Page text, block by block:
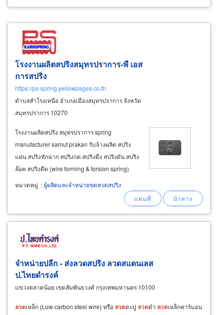
โรงงานผลิตสปริงสมุทรปราการ-พี เอส
การสปริง
https://ps-spring.yellowpages.co.th
ตำบลสำโรงเหนือ อำเภอเมืองสมุทรปราการ จังหวัด
สมุทรปราการ 10270
โรงงานผลิตสปริง สมุทรปราการ spring
manufacturer samut prakan รับจ้างผลิต สปริง
แผ่น สปริงหักฉาก สปริงกด สปริงดึง สปริงดัน สปริง
ล๊อค สปริงดีด (wire forming & torsion spring)
สปริงดิสก์ (disc spring) สปริงลาน สปริง
ขด
สายไฮดรอริค สปริงตัวหนอน สปริงเบาะ แหวน
หมวดหมู่ :ผู้ผลิตและจำหน่ายขดลวดสปริง
จําหน่ายปลีก - ส่งลวดสปริง ลวดสแตนเลส
ป.ไทยดำรงค์
แขวงตลาดน้อย เขตสัมพันธวงศ์ กรุงเทพมหานคร 10100
ลวดเหล็ก (Low carbon steel wire) หรือ ลวดตะปู ลวดดำ ลวดเหล็กคาร์บอน